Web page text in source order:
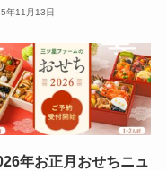
年11月13日
年お正月おせちニュ